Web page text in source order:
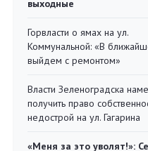
выходные
Горвласти о ямах на ул.
Коммунальной: «В
выйдем с ремонтом»
Власти Зеленоградска
получить право
недострой на ул. Гагарина
«Меня за это уволят!»: